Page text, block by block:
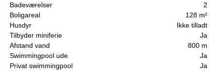
Badeværelser
2
Boligareal
128 m²
Husdyr
Ikke tilladt
Tilbyder miniferie
Ja
Afstand vand
800 m
Swimmingpool ude
Ja
Privat swimmingpool
Ja